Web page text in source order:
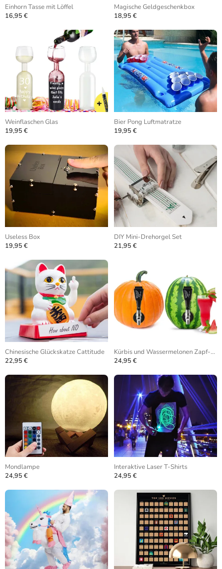
Einhorn Tasse mit Löffel
16,95 €
Magische Geldgeschenkbox
18,95 €
Weinflaschen Glas
19,95 €
Bier Pong Luftmatratze
19,95 €
Useless Box
19,95 €
DIY Mini-Drehorgel Set
21,95 €
Chinesische Glückskatze Cattitude
22,95 €
Kürbis und Wassermelonen Zapf-Anlage
24,95 €
Mondlampe
24,95 €
Interaktive Laser T-Shirts
24,95 €